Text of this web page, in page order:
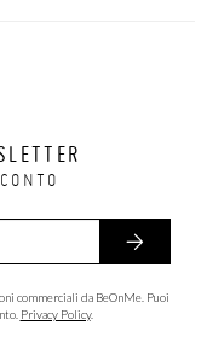
commerciali da BeOnMe. Puoi
Privacy Policy.